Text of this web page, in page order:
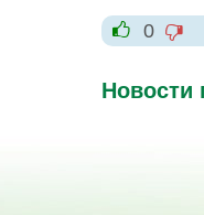
+1
0
-1
Новости